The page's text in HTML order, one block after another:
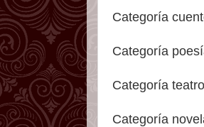
Categoría
Categoría
Categoría
Categoría